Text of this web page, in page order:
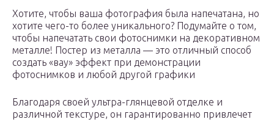
Хотите, чтобы ваша фотография была напечатана, но
хотите чего-то более уникального? Подумайте о том,
чтобы напечатать свои фотоснимки на декоративном
металле! Постер из металла — это отличный способ
создать «вау» эффект при демонстрации
фотоснимков и любой другой графики
Благодаря своей ультра-глянцевой отделке и
различной текстуре, он гарантированно привлечет